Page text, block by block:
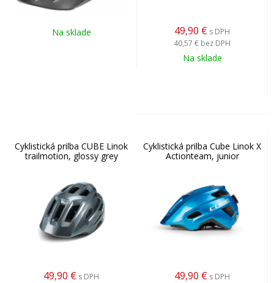
Na sklade 49,90 € s DPH
40,57 € bez DPH
Na sklade
Cyklistická prilba CUBE Linok
trailmotion, glossy grey
49,90 € s DPH
Cyklistická prilba Cube Linok X
Actionteam, junior
49,90 € s DPH